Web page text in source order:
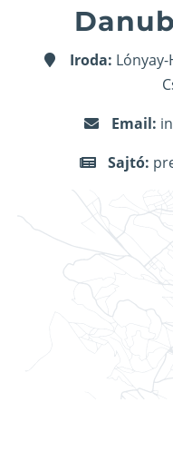
Iroda:
Email:
Sajtó: